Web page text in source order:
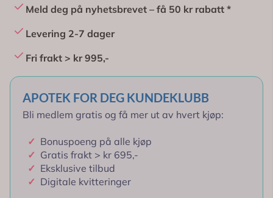
Meld deg på nyhetsbrevet – få 50 kr rabatt *
Levering 2-7 dager
Fri frakt > kr 995,-
APOTEK FOR DEG KUNDEKLUBB
Bli medlem gratis og få mer ut av hvert kjøp:
✓ Bonuspoeng på alle kjøp
✓ Gratis frakt > kr 695,-
✓ Eksklusive tilbud
✓ Digitale kvitteringer